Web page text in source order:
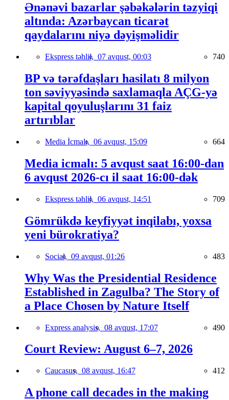
Ənənəvi bazarlar şəbəkələrin təzyiqi
altında: Azərbaycan ticarət
qaydalarını niyə dəyişməlidir
Ekspress təhlil, 07 avqust, 00:03 740
BP və tərəfdaşları hasilatı 8 milyon
ton səviyyəsində saxlamaqla AÇG-yə
kapital qoyuluşlarını 31 faiz
artırıblar
Media İcmalı, 06 avqust, 15:09 664
Media icmalı: 5 avqust saat 16:00-dan
6 avqust 2026-cı il saat 16:00-dək
Ekspress təhlil, 06 avqust, 14:51 709
Gömrükdə keyfiyyət inqilabı, yoxsa
yeni bürokratiya?
Social, 09 avqust, 01:26 483
Why Was the Presidential Residence
Established in Zagulba? The Story of
a Place Chosen by Nature Itself
Express analysis, 08 avqust, 17:07 490
Court Review: August 6–7, 2026
Caucasus, 08 avqust, 16:47 412
A phone call decades in the making